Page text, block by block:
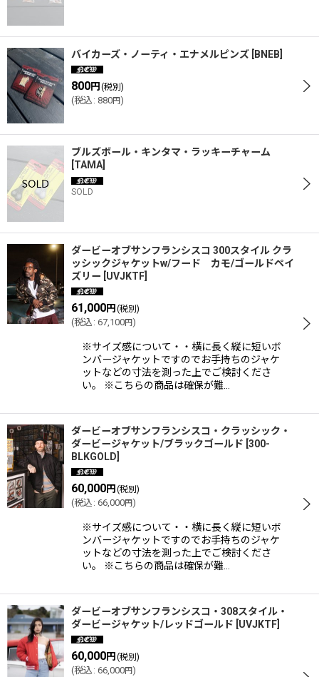
バイカーズ・ノーティ・エナメルピンズ [BNEB]
800円(税別)
(税込 : 880円)
ブルズボール・キンタマ・ラッキーチャーム
TAMA
SOLD
ダービーオブサンフランシスコ 300スタイル クラ
ッシックジャケットw/フード カモ/ゴールドペイ
ズリー [UVJKTF]
61,000円(税別)
(税込 : 67,100円)
※サイズ感について・・横に長く縦に短いボ
ンバージャケットですのでお手持ちのジャケ
ットなどの寸法を測った上でご検討くださ
い。 ※こちらの商品は確保が難…
ダービーオブサンフランシスコ・クラッシック・
ダービージャケット/ブラックゴールド [300-
BLKGOLD]
60,000円(税別)
(税込 : 66,000円)
※サイズ感について・・横に長く縦に短いボ
ンバージャケットですのでお手持ちのジャケ
ットなどの寸法を測った上でご検討くださ
い。 ※こちらの商品は確保が難…
ダービーオブサンフランシスコ・308スタイル・
ダービージャケット/レッドゴールド [UVJKTF]
60,000円(税別)
(税込 : 66,000円)